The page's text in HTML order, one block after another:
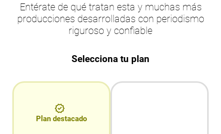
Entérate de qué tratan esta y muchas más
producciones desarrolladas con periodismo
riguroso y confiable
Selecciona tu plan
Plan destacado